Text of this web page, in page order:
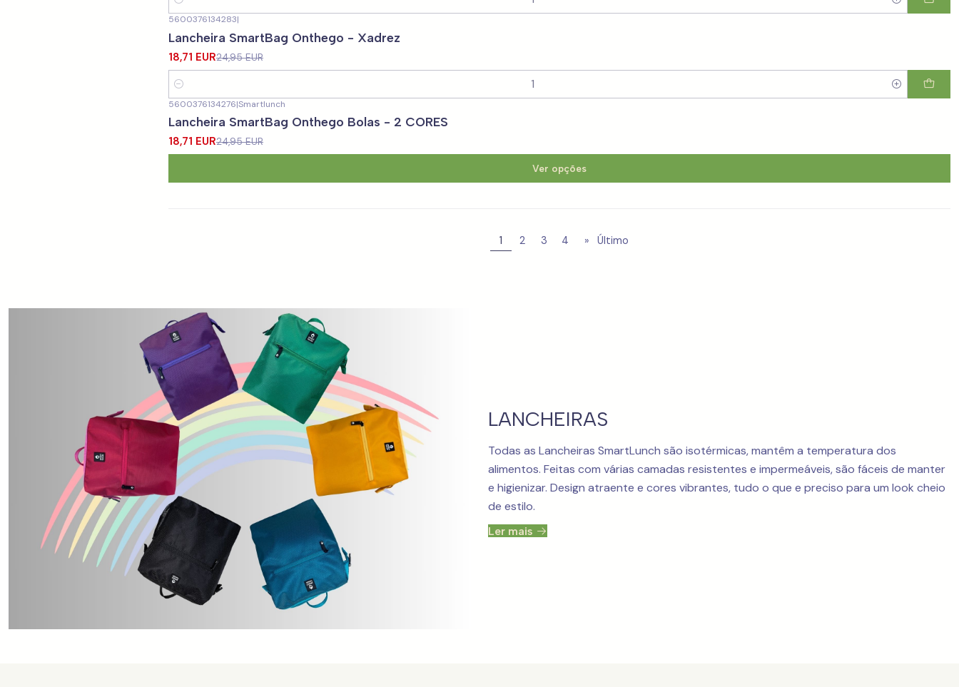
Quantidade
DESCONTO
5600376134283|
Lancheira SmartBag Onthego - Xadrez
18,71 EUR24,95 EUR
Quantidade
-25%DESCONTO
5600376134276|Smartlunch
Lancheira SmartBag Onthego Bolas - 2 CORES
18,71 EUR24,95 EUR
Ver opções
1 2 3 4 » Último
LANCHEIRAS
Todas as Lancheiras SmartLunch são isotérmicas, mantêm a temperatura dos
alimentos. Feitas com várias camadas resistentes e impermeáveis, são fáceis de manter
e higienizar. Design atraente e cores vibrantes, tudo o que e preciso para um look cheio
de estilo.
Ler mais